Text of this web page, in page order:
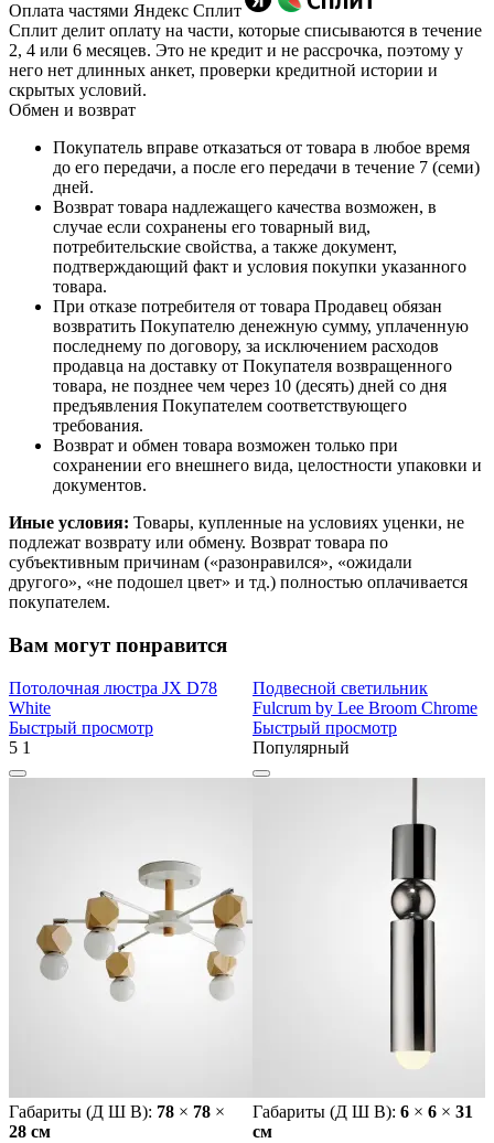
Оплата частями Яндекс Сплит
Сплит делит оплату на части, которые списываются в течение
2, 4 или 6 месяцев. Это не кредит и не рассрочка, поэтому у
него нет длинных анкет, проверки кредитной истории и
скрытых условий.
Обмен и возврат
Покупатель вправе отказаться от товара в любое время
до его передачи, а после его передачи в течение 7 (семи)
дней.
Возврат товара надлежащего качества возможен, в
случае если сохранены его товарный вид,
потребительские свойства, а также документ,
подтверждающий факт и условия покупки указанного
товара.
При отказе потребителя от товара Продавец обязан
возвратить Покупателю денежную сумму, уплаченную
последнему по договору, за исключением расходов
продавца на доставку от Покупателя возвращенного
товара, не позднее чем через 10 (десять) дней со дня
предъявления Покупателем соответствующего
требования.
Возврат и обмен товара возможен только при
сохранении его внешнего вида, целостности упаковки и
документов.
Иные условия: Товары, купленные на условиях уценки, не
подлежат возврату или обмену. Возврат товара по
субъективным причинам («разонравился», «ожидали
другого», «не подошел цвет» и тд.) полностью оплачивается
покупателем.
Вам могут понравится
Потолочная люстра JX D78
White
Быстрый просмотр
5 1
Габариты (Д Ш В): 78 × 78 ×
28 cм
Подвесной светильник
Fulcrum by Lee Broom Chrome
Быстрый просмотр
Популярный
Габариты (Д Ш В): 6 × 6 × 31
cм